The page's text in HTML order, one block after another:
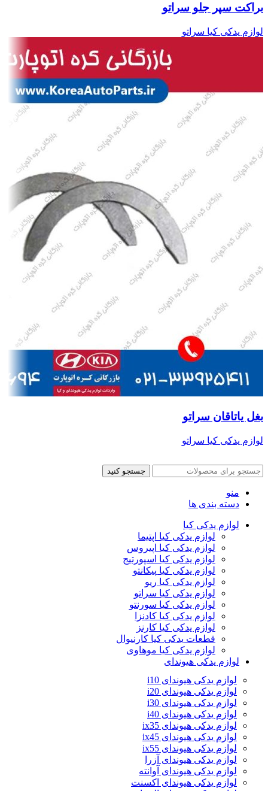
براکت سپر جلو سراتو
لوازم یدکی کیا سراتو
بغل یاتاقان سراتو
لوازم یدکی کیا سراتو
جستجو کنید
منو
دسته بندی ها
لوازم یدکی کیا
لوازم یدکی کیا اپتیما
لوازم یدکی کیا اپیروس
لوازم یدکی کیا اسپورتیج
لوازم یدکی کیا پیکانتو
لوازم یدکی کیا ریو
لوازم یدکی کیا سراتو
لوازم یدکی کیا سورنتو
لوازم یدکی کیا کادنزا
لوازم یدکی کیا کارنز
قطعات یدکی کیا کارنیوال
لوازم یدکی کیا موهاوی
لوازم یدکی هیوندای
لوازم یدکی هیوندای i10
لوازم یدکی هیوندای i20
لوازم یدکی هیوندای i30
لوازم یدکی هیوندای i40
لوازم یدکی هیوندای ix35
لوازم یدکی هیوندای ix45
لوازم یدکی هیوندای ix55
لوازم یدکی هیوندای آزرا
لوازم یدکی هیوندای آوانته
لوازم یدکی هیوندای اکسنت